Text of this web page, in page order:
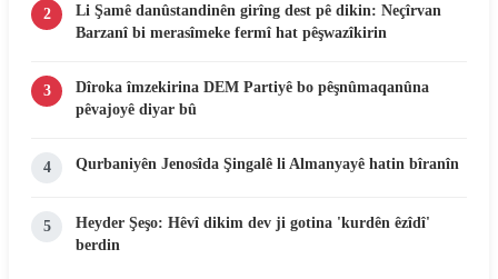
2
Li Şamê danûstandinên girîng dest pê dikin: Neçîrvan
Barzanî bi merasîmeke fermî hat pêşwazîkirin
3
Dîroka îmzekirina DEM Partiyê bo pêşnûmaqanûna
pêvajoyê diyar bû
4 Qurbaniyên Jenosîda Şingalê li Almanyayê hatin bîranîn
5
Heyder Şeşo: Hêvî dikim dev ji gotina 'kurdên êzîdî'
berdin